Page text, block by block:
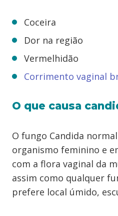
Coceira
Dor na região
Vermelhidão
Corrimento vaginal
O que causa
O fungo Candida
organismo feminino e
com a flora vaginal da
assim como qualquer
prefere local úmido,